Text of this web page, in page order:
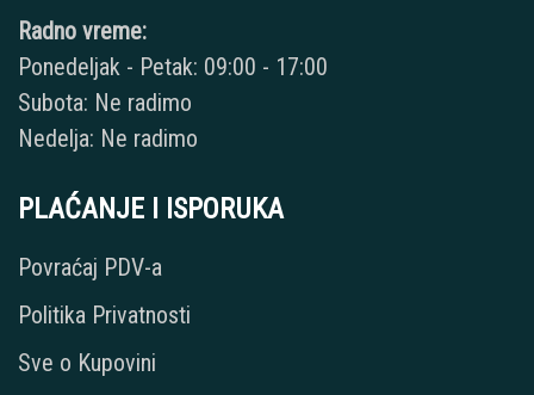
Radno vreme:
Ponedeljak - Petak: 09:00 - 17:00
Subota: Ne radimo
Nedelja: Ne radimo
PLAĆANJE I ISPORUKA
Povraćaj PDV-a
Politika Privatnosti
Sve o Kupovini